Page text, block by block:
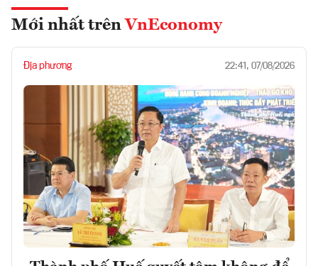
Mới nhất trên VnEconomy
Địa phương 22:41, 07/08/2026